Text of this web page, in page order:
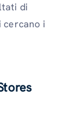
di
cercano i